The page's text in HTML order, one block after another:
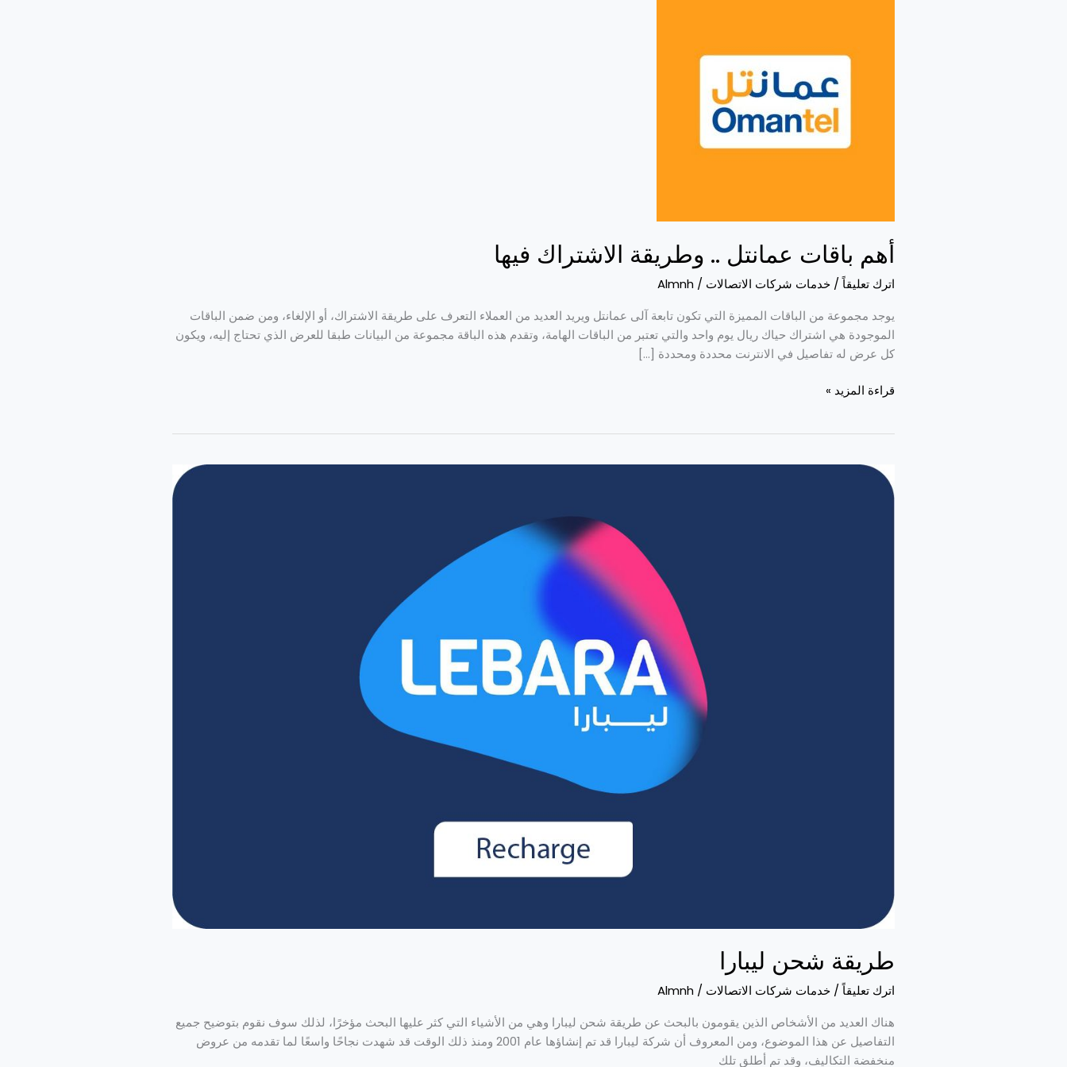
أهم باقات عمانتل .. وطريقة الاشتراك فيها
اترك تعليقاً/ خدمات شركات الاتصالات /
Almnh
يوجد مجموعة من الباقات المميزة التي تكون تابعة آلى عمانتل ويريد العديد من العملاء التعرف على طريقة الاشتراك، أو الإلغاء، ومن ضمن الباقات
الموجودة هي اشتراك حياك ريال يوم واحد والتي تعتبر من الباقات الهامة، وتقدم هذه الباقة مجموعة من البيانات طبقا للعرض الذي تحتاج إليه، ويكون
كل عرض له تفاصيل في الانترنت محددة ومحددة […]
قراءة المزيد »
طريقة شحن ليبارا
اترك تعليقاً / خدمات شركات الاتصالات /
Almnh
هناك العديد من الأشخاص الذين يقومون بالبحث عن طريقة شحن ليبارا وهي من الأشياء التي كثر عليها البحث مؤخرًا، لذلك سوف نقوم بتوضيح جميع
التفاصيل عن هذا الموضوع، ومن المعروف أن شركة ليبارا قد تم إنشاؤها عام 2001 ومنذ ذلك الوقت قد شهدت نجاحًا واسعًا لما تقدمه من عروض
منخفضة التكاليف، وقد تم أطلق تلك
طريقة
شحن